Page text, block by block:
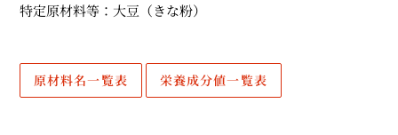
特定原材料等：大豆（きな粉）
原材料名一覧表 栄養成分値一覧表